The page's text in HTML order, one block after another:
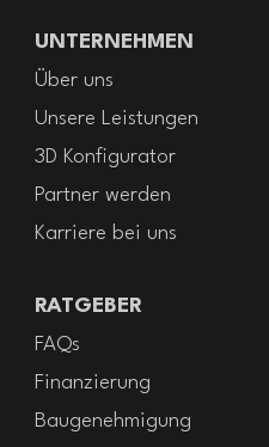
UNTERNEHMEN
Über uns
Unsere Leistungen
3D Konfigurator
Partner werden
Karriere bei uns
RATGEBER
FAQs
Finanzierung
Baugenehmigung